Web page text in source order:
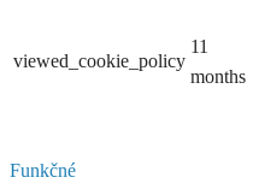
viewed_cookie_policy
11
months
Funkčné